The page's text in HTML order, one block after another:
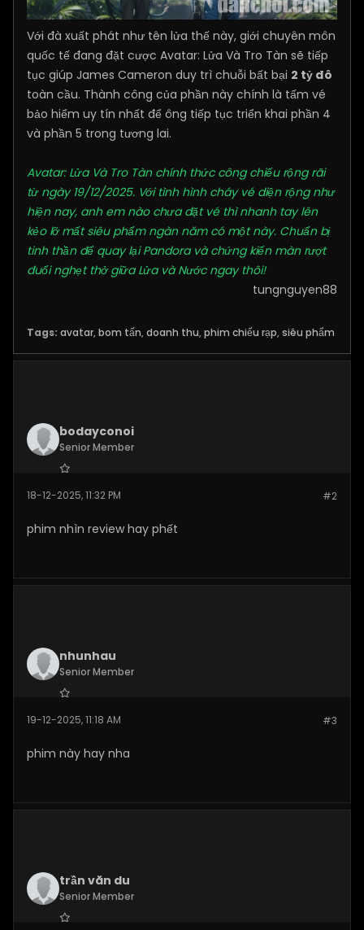
Với đà xuất phát như tên lửa thế này, giới chuyên môn
quốc tế đang đặt cược Avatar: Lửa Và Tro Tàn sẽ tiếp
tục giúp James Cameron duy trì chuỗi bất bại 2 tỷ đô
toàn cầu. Thành công của phần này chính là tấm vé
bảo hiểm uy tín nhất để ông tiếp tục triển khai phần 4
và phần 5 trong tương lai.
Avatar: Lửa Và Tro Tàn chính thức công chiếu rộng rãi
từ ngày 19/12/2025. Với tình hình cháy vé diện rộng như
hiện nay, anh em nào chưa đặt vé thì nhanh tay lên
kẻo lỡ mất siêu phẩm ngàn năm có một này. Chuẩn bị
tinh thần để quay lại Pandora và chứng kiến màn rượt
đuổi nghẹt thở giữa Lửa và Nước ngay thôi!
tungnguyen88
Tags: avatar, bom tấn, doanh thu, phim chiếu rạp, siêu phẩm
bodayconoi
Senior Member
Posts: 136 #2
18-12-2025, 11:32 PM
phim nhìn review hay phết
nhunhau
Senior Member
Posts: 146 #3
19-12-2025, 11:18 AM
phim này hay nha
trần văn du
Senior Member